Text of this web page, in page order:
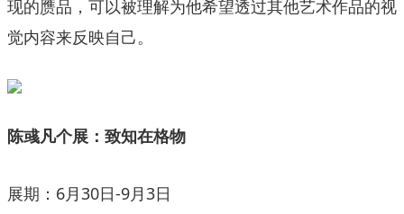
现的赝品，可以被理解为他希望透过其他艺术作品的视
觉内容来反映自己。
陈彧凡个展：致知在格物
展期：6月30日-9月3日